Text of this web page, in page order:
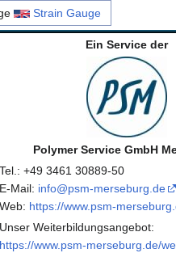
Strain Gauge
Ein Service der
Polymer Service GmbH
Tel.: +49 3461 30889-50
E-Mail: info@psm-merseburg.de
Web: https://www.psm-
Unser Weiterbildungsangebot:
https://www.psm-merseburg.de/